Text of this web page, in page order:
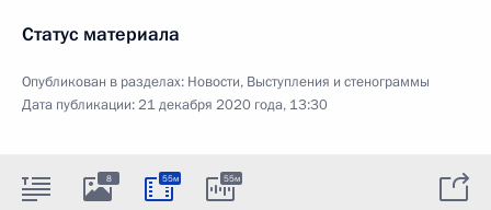
Статус материала
Опубликован в разделах: Новости, Выступления и стенограммы
Дата публикации:21 декабря 2020 года, 13:30
8 55м 55м